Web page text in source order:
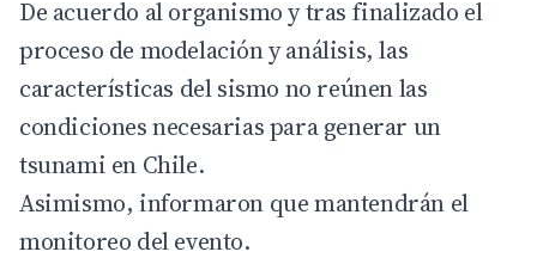
De acuerdo al organismo y tras finalizado el
proceso de modelación y análisis, las
características del sismo no reúnen las
condiciones necesarias para generar un
tsunami en Chile.
Asimismo, informaron que mantendrán el
monitoreo del evento.